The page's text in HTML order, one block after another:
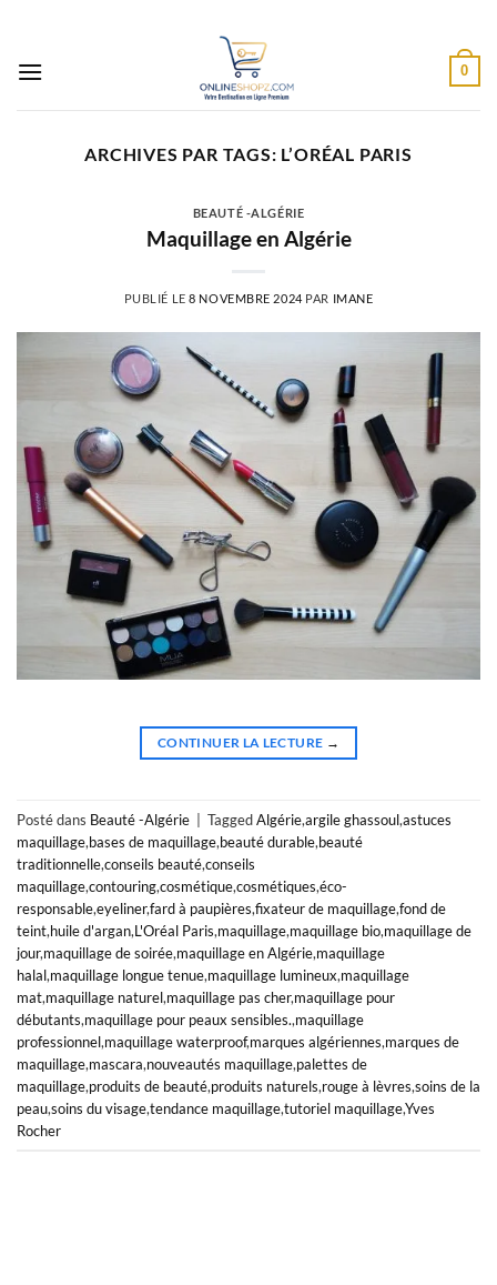
contenu
0
ARCHIVES PAR TAGS: L’ORÉAL PARIS
BEAUTÉ -ALGÉRIE
Maquillage en Algérie
PUBLIÉ LE8 NOVEMBRE 2024 PAR IMANE
CONTINUER LA LECTURE →
Posté dans Beauté -Algérie TaggedAlgérie,argile ghassoul,astuces
maquillage,bases de maquillage,beauté durable,beauté
traditionnelle,conseils beauté,conseils
maquillage,contouring,cosmétique,cosmétiques,éco-
responsable,eyeliner,fard à paupières,fixateur de maquillage,fond de
teint,huile d'argan,L'Oréal Paris,maquillage,maquillage bio,maquillage de
jour,maquillage de soirée,maquillage en Algérie,maquillage
halal,maquillage longue tenue,maquillage lumineux,maquillage
mat,maquillage naturel,maquillage pas cher,maquillage pour
débutants,maquillage pour peaux sensibles.,maquillage
professionnel,maquillage waterproof,marques algériennes,marques de
maquillage,mascara,nouveautés maquillage,palettes de
maquillage,produits de beauté,produits naturels,rouge à lèvres,soins de la
peau,soins du visage,tendance maquillage,tutoriel maquillage,Yves
Rocher